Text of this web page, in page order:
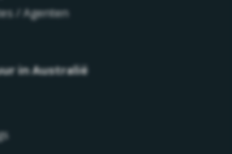
/ Agenten
in Australië